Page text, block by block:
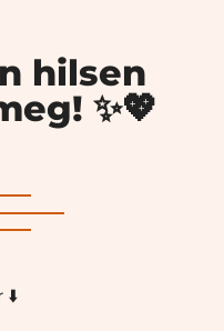
hilsen
✨💖
⬇️